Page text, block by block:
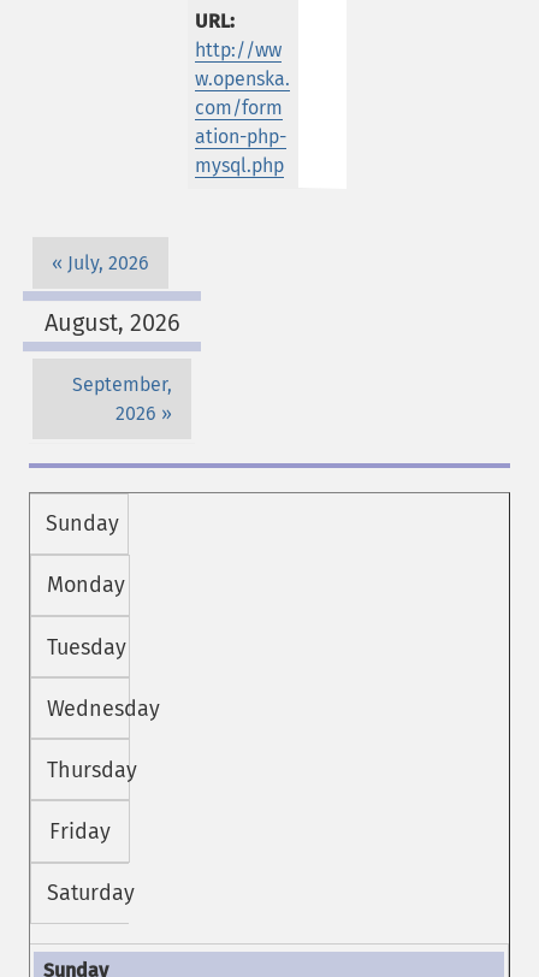
URL:
http://ww
w.openska.
com/form
ation-php-
mysql.php
July, 2026
August, 2026
September,
2026
Sunday
Monday
Tuesday
Wednesday
Thursday
Friday
Saturday